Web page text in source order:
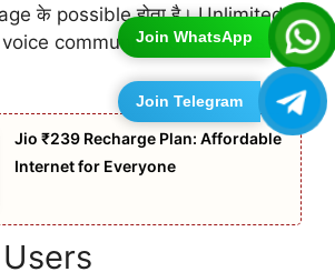
Join WhatsApp
Join Telegram
के possible होता है। Unlimited
communication को stress-
Jio ₹239 Recharge Plan: Affordable
Internet for Everyone